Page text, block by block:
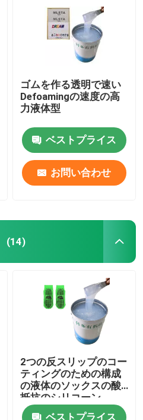
ゴムを作る透明で速い
Defoamingの速度の高
力液体型
ベストプライス
お問い合わせ
(14)
2つの反スリップのコー
ティングのための構成
の液体のソックスの酸
抵抗のシリコーン
ベストプライス